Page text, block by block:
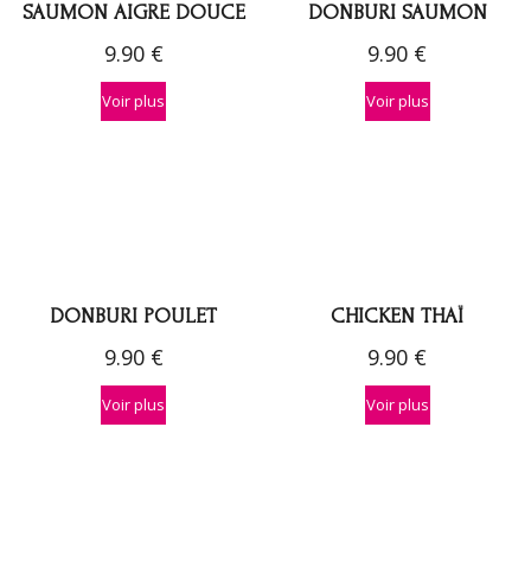
SAUMON AIGRE DOUCE
9.90 €
Voir plus
DONBURI SAUMON
9.90 €
Voir plus
DONBURI POULET
9.90 €
Voir plus
CHICKEN THAÏ
9.90 €
Voir plus